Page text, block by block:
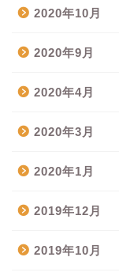
2020年10月
2020年9月
2020年4月
2020年3月
2020年1月
2019年12月
2019年10月